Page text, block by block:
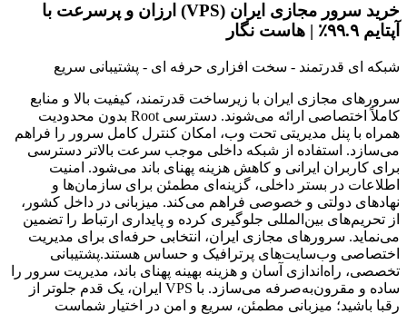
خرید سرور مجازی ایران (VPS) ارزان و پرسرعت با
آپتایم ۹۹.۹٪
| هاست نگار
شبکه ای قدرتمند - سخت افزاری حرفه ای - پشتیبانی سریع
سرورهای مجازی ایران با زیرساخت قدرتمند، کیفیت بالا و منابع
کاملاً اختصاصی ارائه می‌شوند. دسترسی Root بدون محدودیت
همراه با پنل مدیریتی تحت وب، امکان کنترل کامل سرور را فراهم
می‌سازد. استفاده از شبکه داخلی موجب سرعت بالاتر دسترسی
برای کاربران ایرانی و کاهش هزینه پهنای باند می‌شود. امنیت
اطلاعات در بستر داخلی، گزینه‌ای مطمئن برای سازمان‌ها و
نهادهای دولتی و خصوصی فراهم می‌کند. میزبانی در داخل کشور،
از تحریم‌های بین‌المللی جلوگیری کرده و پایداری ارتباط را تضمین
می‌نماید. سرورهای مجازی ایران، انتخابی حرفه‌ای برای مدیریت
اختصاصی وب‌سایت‌های پرترافیک و حساس هستند.پشتیبانی
تخصصی، راه‌اندازی آسان و هزینه بهینه پهنای باند، مدیریت سرور را
ساده و مقرون‌به‌صرفه می‌سازد. با VPS ایران، یک قدم جلوتر از
رقبا باشید؛ میزبانی مطمئن، سریع و امن در اختیار شماست